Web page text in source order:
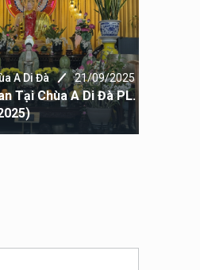
A Di Đà 21/09/2025
Tại Chùa A Di Đà PL.